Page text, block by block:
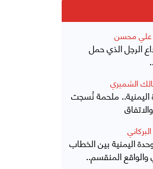
محسن
الرجل الذي حمل
الشميري
اليمنية.. ملحمة نُسجت
اليمنية بين الخطاب
والواقع المنقسم..